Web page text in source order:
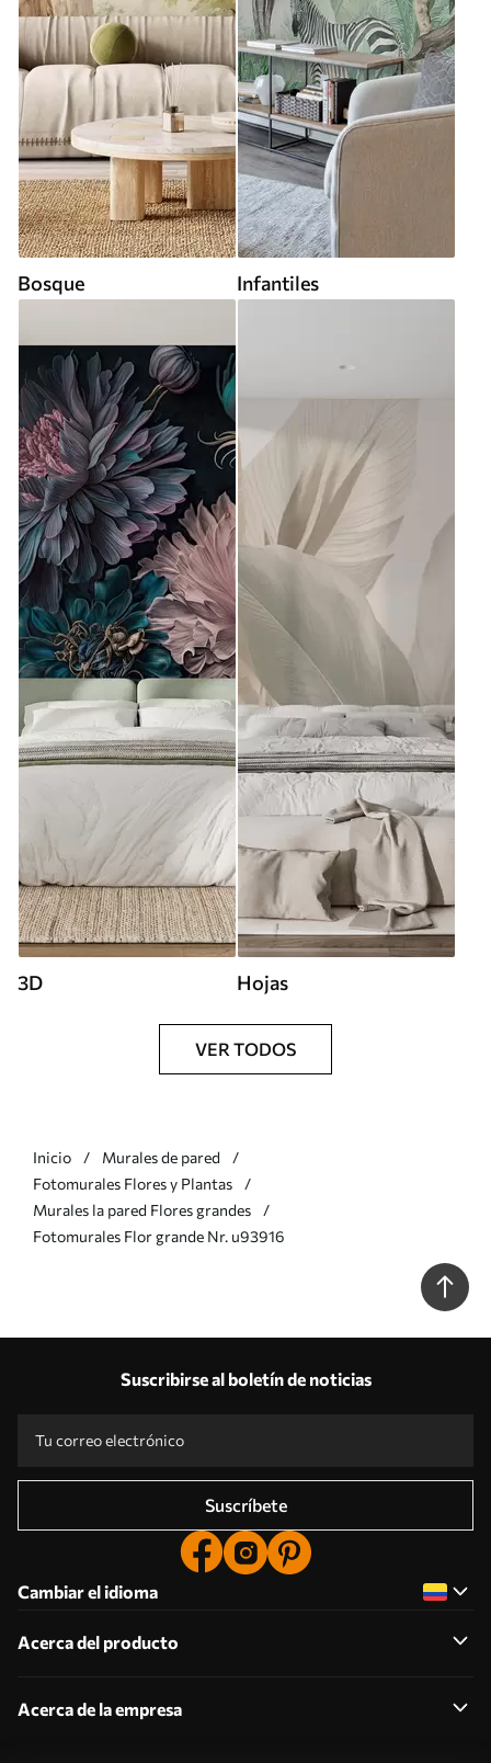
Bosque Infantiles
3D Hojas
VER TODOS
Inicio
Murales de pared
Fotomurales Flores y Plantas
Murales la pared Flores grandes
Fotomurales Flor grande Nr. u93916
Suscribirse al boletín de noticias
Suscríbete
Cambiar el idioma
Acerca del producto
Acerca de la empresa